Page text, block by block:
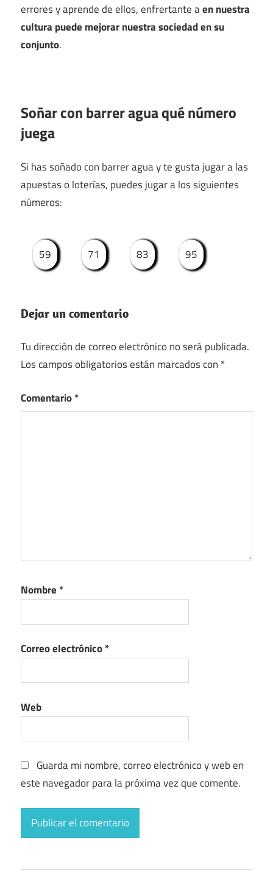
errores y aprende de ellos, enfrertante aen nuestra
cultura puede mejorar nuestra sociedad en su
conjunto.
Soñar con barrer agua qué número
juega
Si has soñado con barrer agua y te gusta jugar a las
apuestas o loterías, puedes jugar a los siguientes
números:
59 71 83 95
Dejar un comentario
Tu dirección de correo electrónico no será publicada.
Los campos obligatorios están marcados con *
Comentario*
Nombre *
Correo electrónico*
Web
Guarda mi nombre, correo electrónico y web en
este navegador para la próxima vez que comente.